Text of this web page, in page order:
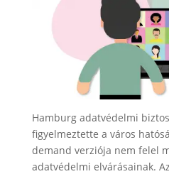
Hamburg adatvédelmi
figyelmeztette a város
demand verziója nem felel
adatvédelmi elvárásainak.